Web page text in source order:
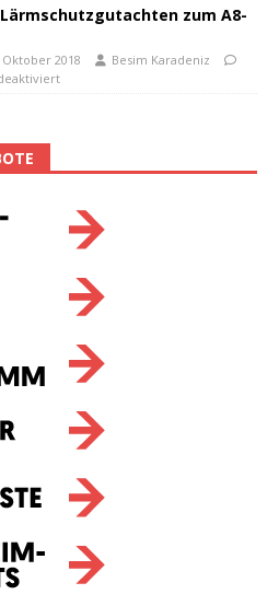
zum A8-
2018
Besim Karadeniz